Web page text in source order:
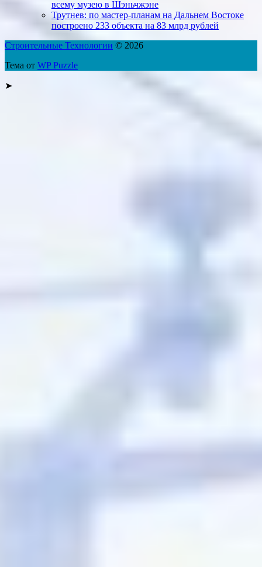
всему музею в Шэньчжэне
Трутнев: по мастер-планам на Дальнем Востоке
построено 233 объекта на 83 млрд рублей
Строительные Технологии © 2026
Тема от WP Puzzle
➤